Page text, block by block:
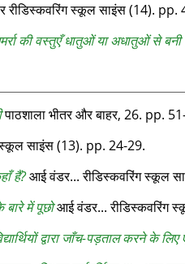
स्‍कूल साइंस (14). pp.
की वस्‍तुएँ धातुओं या अधातुओं से बनी
पाठशाला भीतर और बाहर, 26. pp.
साइंस (13). pp. 24-29.
हैं?आई वंडर... रीडिस्‍कवरिंग स्‍कूल
बारे में पूछोआई वंडर... रीडिस्‍कवरिंग
द्वारा जाँच-पड़ताल करने के